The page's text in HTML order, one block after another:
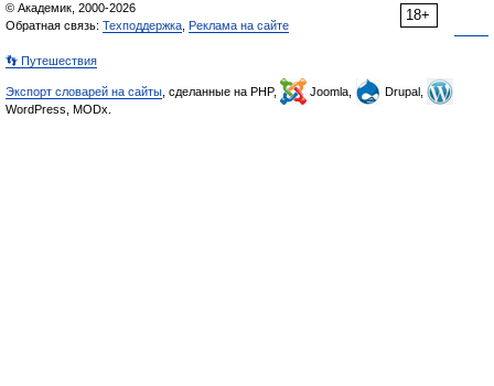
18+
© Академик, 2000-2026
Обратная связь: Техподдержка Реклама на сайте
👣 Путешествия
Экспорт словарей на сайты , сделанные на PHP, Joomla,
Drupal,
WordPress, MODx.